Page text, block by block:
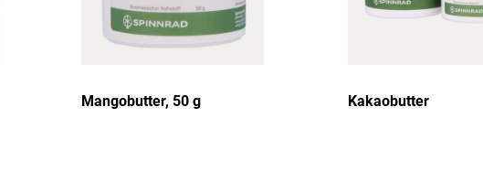
Mangobutter, 50 g Kakaobutter